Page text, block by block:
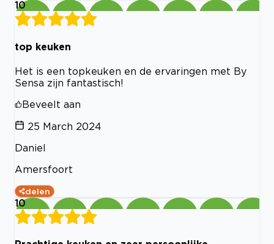
10
top keuken
Het is een topkeuken en de ervaringen met By
Sensa zijn fantastisch!
Beveelt aan
25 March 2024
Daniel
Amersfoort
delen
10